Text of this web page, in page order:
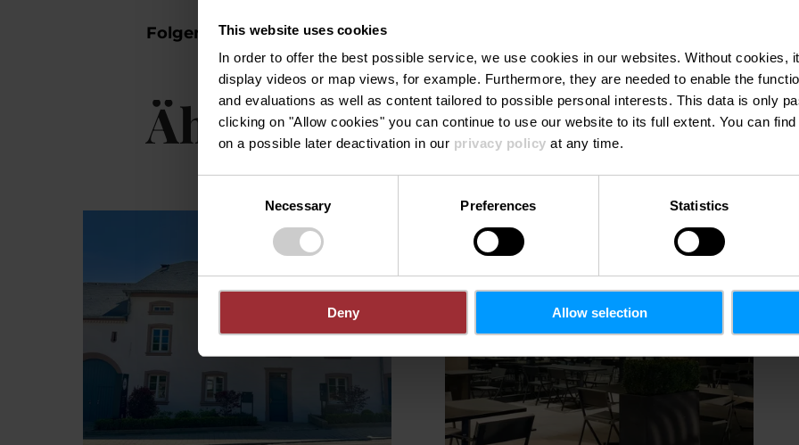
This website uses cookies
In order to offer the best possible service, we use cookies in our websites. Without cookies,
display videos or map views, for example. Furthermore, they are needed to enable the
and evaluations as well as content tailored to possible personal interests. This data is only
clicking on "Allow cookies" you can continue to use our website to its full extent. You can
on a possible later deactivation in our privacy policy at any time.
Necessary Preferences Statistics
Deny Allow selection
Folgen Sie uns auf
Ähnliche Restaurants